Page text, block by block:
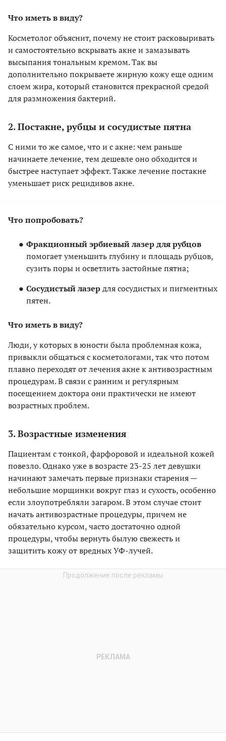
Что иметь в виду?
Косметолог объяснит, почему не стоит расковыривать
и самостоятельно вскрывать акне и замазывать
высыпания тональным кремом. Так вы
дополнительно покрываете жирную кожу еще одним
слоем жира, который становится прекрасной средой
для размножения бактерий.
2. Постакне, рубцы и сосудистые пятна
С ними то же самое, что и с акне: чем раньше
начинаете лечение, тем дешевле оно обходится и
быстрее наступает эффект. Также лечение постакне
уменьшает риск рецидивов акне.
Что попробовать?
Фракционный эрбиевый лазер для рубцов
помогает уменьшить глубину и площадь рубцов,
сузить поры и осветлить застойные пятна;
Сосудистый лазердля сосудистых и пигментных
пятен.
Что иметь в виду?
Люди, у которых в юности была проблемная кожа,
привыкли общаться с косметологами, так что потом
плавно переходят от лечения акне к антивозрастным
процедурам. В связи с ранним и регулярным
посещением доктора они практически не имеют
возрастных проблем.
3. Возрастные изменения
Пациентам с тонкой, фарфоровой и идеальной кожей
повезло. Однако уже в возрасте 23-25 лет девушки
начинают замечать первые признаки старения —
небольшие морщинки вокруг глаз и сухость, особенно
если злоупотребляли загаром. В этом случае стоит
начать антивозрастные процедуры, причем не
обязательно курсом, часто достаточно одной
процедуры, чтобы вернуть былую свежесть и
защитить кожу от вредных УФ-лучей.